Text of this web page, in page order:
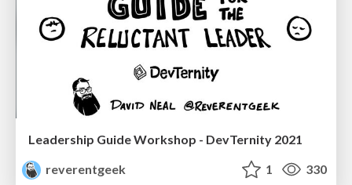
Leadership Guide Workshop - DevTernity 2021
reverentgeek
1 330